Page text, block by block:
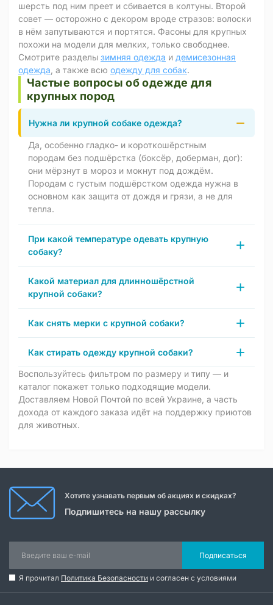
шерсть под ним преет и сбивается в колтуны. Второй
совет — осторожно с декором вроде стразов: волоски
в нём запутываются и портятся. Фасоны для крупных
похожи на модели для мелких, только свободнее.
Смотрите разделы зимняя одежда и демисезонная
одежда , а также всю одежду для собак.
Частые вопросы об одежде для
крупных пород
Нужна ли крупной собаке одежда?
Да, особенно гладко- и короткошёрстным
породам без подшёрстка (боксёр, доберман, дог):
они мёрзнут в мороз и мокнут под дождём.
Породам с густым подшёрстком одежда нужна в
основном как защита от дождя и грязи, а не для
тепла.
При какой температуре одевать крупную
собаку?
Какой материал для длинношёрстной
крупной собаки?
Как снять мерки с крупной собаки?
Как стирать одежду крупной собаки?
Воспользуйтесь фильтром по размеру и типу — и
каталог покажет только подходящие модели.
Доставляем Новой Почтой по всей Украине, а часть
дохода от каждого заказа идёт на поддержку приютов
для животных.
Хотите узнавать первым об акциях и скидках?
Подпишитесь на нашу рассылку
Подписаться
Я прочитал Политика Безопасности и согласен с условиями